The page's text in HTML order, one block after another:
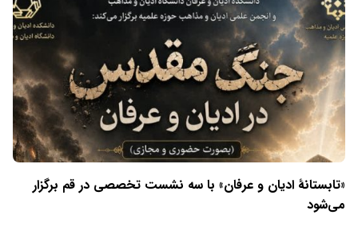
«تابستانهٔ ادیان و عرفان» با سه نشست تخصصی در قم برگزار
می‌شود